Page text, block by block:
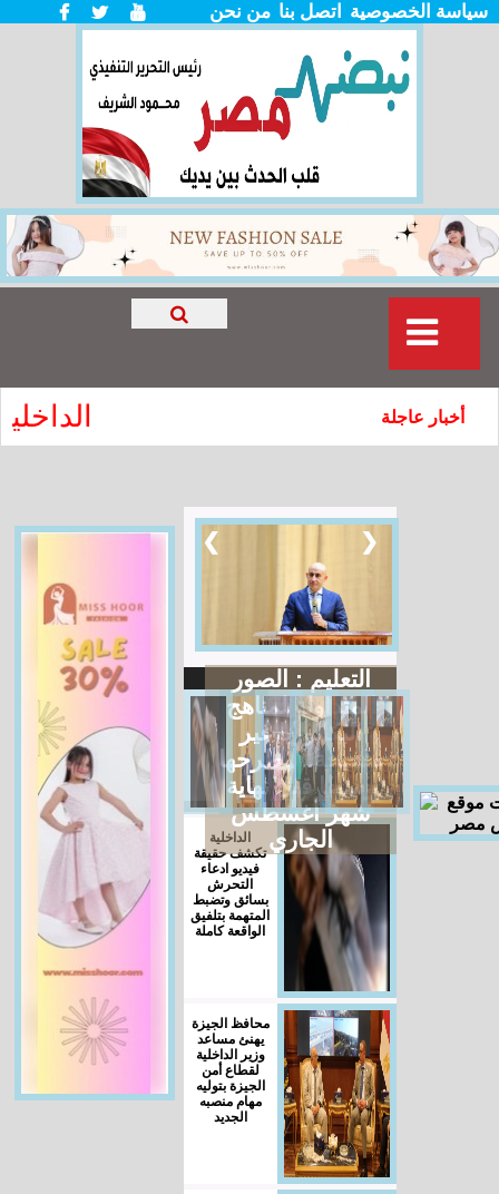
من نحن اتصل بنا سياسة الخصوصية
أخبار عاجلة
التعليم : الصور
المتداولة لمناهج
البكالوريا غير
صحيحة.. وطرحها
رسميا قبل نهاية
شهر أغسطس
الجاري
❮ ❯
الداخلية
تكشف حقيقة
فيديو ادعاء
التحرش
بسائق وتضبط
المتهمة بتلفيق
الواقعة كاملة
محافظ الجيزة
يهنئ مساعد
وزير الداخلية
لقطاع أمن
الجيزة بتوليه
مهام منصبه
الجديد